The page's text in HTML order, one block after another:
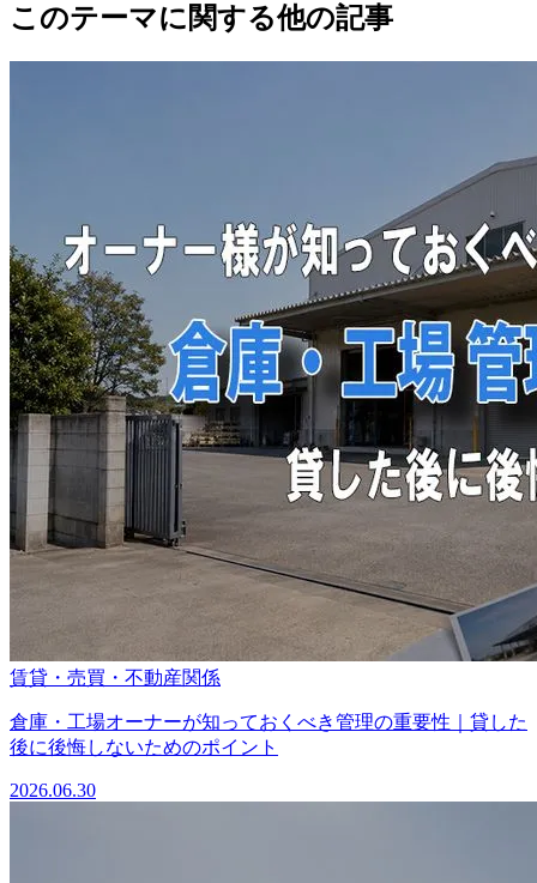
このテーマに関する他の記事
賃貸・売買・不動産関係
倉庫・工場オーナーが知っておくべき管理の重要性｜貸した
後に後悔しないためのポイント
2026.06.30